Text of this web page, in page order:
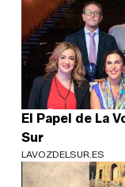
El Papel de La
Sur
LAVOZDELSUR.ES